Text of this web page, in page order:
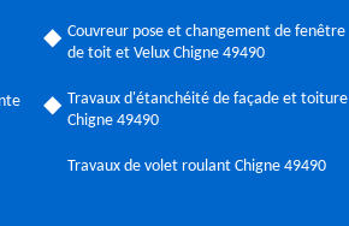
Couvreur pose et changement de fenêtre
de toit et Velux Chigne 49490
Travaux d'étanchéité de façade et toiture
Chigne 49490
Travaux de volet roulant Chigne 49490